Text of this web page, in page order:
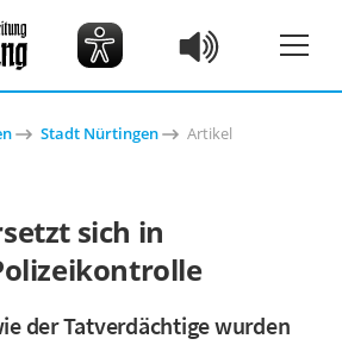
Stadt Nürtingen Artikel
sich in
der Tatverdächtige wurden